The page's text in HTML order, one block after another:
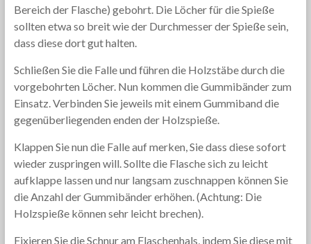
Bereich der Flasche) gebohrt. Die Löcher für die Spieße
sollten etwa so breit wie der Durchmesser der Spieße sein,
dass diese dort gut halten.
Schließen Sie die Falle und führen die Holzstäbe durch die
vorgebohrten Löcher. Nun kommen die Gummibänder zum
Einsatz. Verbinden Sie jeweils mit einem Gummiband die
gegenüberliegenden enden der Holzspieße.
Klappen Sie nun die Falle auf merken, Sie dass diese sofort
wieder zuspringen will. Sollte die Flasche sich zu leicht
aufklappe lassen und nur langsam zuschnappen können Sie
die Anzahl der Gummibänder erhöhen. (Achtung: Die
Holzspieße können sehr leicht brechen).
Fixieren Sie die Schnur am Flaschenhals, indem Sie diese mit